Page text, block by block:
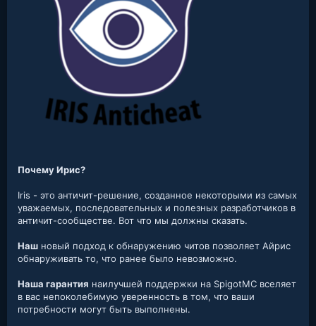
Почему Ирис?
Iris - это античит-решение, созданное некоторыми из самых
уважаемых, последовательных и полезных разработчиков в
античит-сообществе. Вот что мы должны сказать.
Наш новый подход к обнаружению читов позволяет Айрис
обнаруживать то, что ранее было невозможно.
Наша гарантия наилучшей поддержки на SpigotMC вселяет
в вас непоколебимую уверенность в том, что ваши
потребности могут быть выполнены.